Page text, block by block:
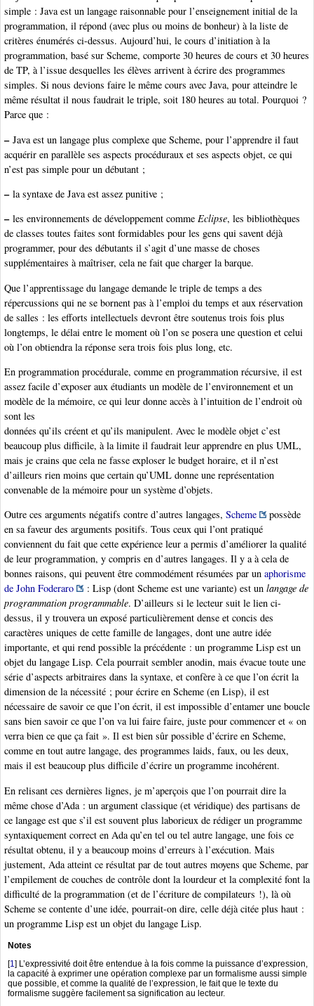
simple : Java est un langage raisonnable pour l’enseignement initial de la
programmation, il répond (avec plus ou moins de bonheur) à la liste de
critères énumérés ci-dessus. Aujourd’hui, le cours d’initiation à la
programmation, basé sur Scheme, comporte 30 heures de cours et 30 heures
de TP, à l’issue desquelles les élèves arrivent à écrire des programmes
simples. Si nous devions faire le même cours avec Java, pour atteindre le
même résultat il nous faudrait le triple, soit 180 heures au total. Pourquoi ?
Parce que :
–Java est un langage plus complexe que Scheme, pour l’apprendre il faut
acquérir en parallèle ses aspects procéduraux et ses aspects objet, ce qui
n’est pas simple pour un débutant ;
–la syntaxe de Java est assez punitive ;
–les environnements de développement comme Eclipse, les bibliothèques
de classes toutes faites sont formidables pour les gens qui savent déjà
programmer, pour des débutants il s’agit d’une masse de choses
supplémentaires à maîtriser, cela ne fait que charger la barque.
Que l’apprentissage du langage demande le triple de temps a des
répercussions qui ne se bornent pas à l’emploi du temps et aux réservation
de salles : les efforts intellectuels devront être soutenus trois fois plus
longtemps, le délai entre le moment où l’on se posera une question et celui
où l’on obtiendra la réponse sera trois fois plus long, etc.
En programmation procédurale, comme en programmation récursive, il est
assez facile d’exposer aux étudiants un modèle de l’environnement et un
modèle de la mémoire, ce qui leur donne accès à l’intuition de l’endroit où
sont les
données qu’ils créent et qu’ils manipulent. Avec le modèle objet c’est
beaucoup plus difficile, à la limite il faudrait leur apprendre en plus UML,
mais je crains que cela ne fasse exploser le budget horaire, et il n’est
d’ailleurs rien moins que certain qu’UML donne une représentation
convenable de la mémoire pour un système d’objets.
Outre ces arguments négatifs contre d’autres langages, Scheme
possède
en sa faveur des arguments positifs. Tous ceux qui l’ont pratiqué
conviennent du fait que cette expérience leur a permis d’améliorer la qualité
de leur programmation, y compris en d’autres langages. Il y a à cela de
bonnes raisons, qui peuvent être commodément résumées par un aphorisme
de John Foderaro
: Lisp (dont Scheme est une variante) est un langage de
programmation programmable. D’ailleurs si le lecteur suit le lien ci-
dessus, il y trouvera un exposé particulièrement dense et concis des
caractères uniques de cette famille de langages, dont une autre idée
importante, et qui rend possible la précédente : un programme Lisp est un
objet du langage Lisp. Cela pourrait sembler anodin, mais évacue toute une
série d’aspects arbitraires dans la syntaxe, et confère à ce que l’on écrit la
dimension de la nécessité ; pour écrire en Scheme (en Lisp), il est
nécessaire de savoir ce que l’on écrit, il est impossible d’entamer une boucle
sans bien savoir ce que l’on va lui faire faire, juste pour commencer et « on
verra bien ce que ça fait ». Il est bien sûr possible d’écrire en Scheme,
comme en tout autre langage, des programmes laids, faux, ou les deux,
mais il est beaucoup plus difficile d’écrire un programme incohérent.
En relisant ces dernières lignes, je m’aperçois que l’on pourrait dire la
même chose d’Ada : un argument classique (et véridique) des partisans de
ce langage est que s’il est souvent plus laborieux de rédiger un programme
syntaxiquement correct en Ada qu’en tel ou tel autre langage, une fois ce
résultat obtenu, il y a beaucoup moins d’erreurs à l’exécution. Mais
justement, Ada atteint ce résultat par de tout autres moyens que Scheme, par
l’empilement de couches de contrôle dont la lourdeur et la complexité font la
difficulté de la programmation (et de l’écriture de compilateurs !), là où
Scheme se contente d’une idée, pourrait-on dire, celle déjà citée plus haut :
un programme Lisp est un objet du langage Lisp.
Notes
[1] L’expressivité doit être entendue à la fois comme la puissance d’expression,
la capacité à exprimer une opération complexe par un formalisme aussi simple
que possible, et comme la qualité de l’expression, le fait que le texte du
formalisme suggère facilement sa signification au lecteur.